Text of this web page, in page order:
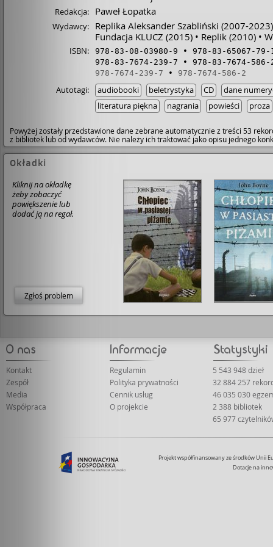
Opisy przeżyć bohaterów i obrazy widziane oczami
które nie rozumie co się wokół niego dzieje, są tak
poruszające, przynajmniej w moim odczuciu, że
przepłakać połowę opowieści. Byłam zła na siebie, że
trafiłam na tą książkę znając już zakończenie, które
zdaniem było potwornie okrutne, jednak idealnie
do tej historii. • „Chłopiec w pasiastej piżamie” to
która według mnie powinna stać się jedną ze szkolnych
historii i nieopisanych zbrodniach dokonanych
wojny.
Redakcja: Paweł Łopatka
Wydawcy: Replika Aleksander Szabliński (2007-2023)
Fundacja KLUCZ (2015) Replik (2010)
ISBN: 978-83-08-03980-9
978-83-65067-79-
978-83-7674-239-7
978-83-7674-586-
978-7674-239-7
978-7674-586-2
Autotagi: audiobooki beletrystyka CD
dane
literatura piękna
nagrania powieści proza
Powyżej zostały przedstawione dane zebrane automatycznie z treści 53
z bibliotek lub od wydawców. Nie należy ich traktować jako opisu jednego
Okładki
Kliknij na okładkę
żeby zobaczyć
powiększenie lub
dodać ją na regał.
Zgłoś problem
Kontakt
Zespół
Media
Współpraca
Regulamin
Polityka prywatności
Cennik usług
O projekcie
5 543 948 dzieł
32 884 257
46 035 030
2 388 bibliotek
65 977
Projekt współfinansowany ze środków Unii
Dotacje na